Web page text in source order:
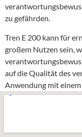
zu gefährden.
Tren E 200 kann für
großem Nutzen sein,
auf die Qualität des
Anwendung mit einem